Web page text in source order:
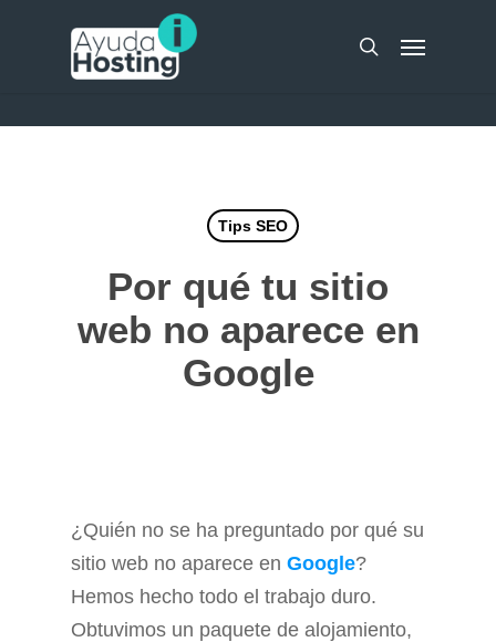
search
Menu
Tips SEO
Por qué tu sitio
web no aparece en
Google
¿Quién no se ha preguntado por qué su
sitio web no aparece en Google?
Hemos hecho todo el trabajo duro.
Obtuvimos un paquete de alojamiento,